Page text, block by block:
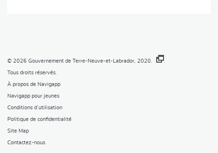
© 2026 Gouvernement de Terre-Neuve-et-Labrador, 2020. .
Tous droits réservés.
À propos de Navigapp
Navigapp pour jeunes
Conditions d’utilisation
Politique de confidentialité
Site Map
Contactez-nous